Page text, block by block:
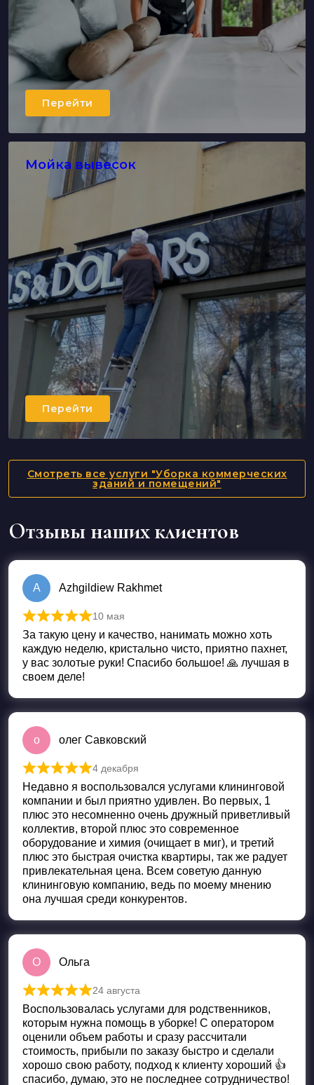
Перейти
Мойка вывесок
Перейти
Смотреть все услуги "Уборка коммерческих
зданий и помещений"
Отзывы наших клиентов
A Azhgildiew Rakhmet
Оценка
10 мая
За такую цену и качество, нанимать можно хоть
каждую неделю, кристально чисто, приятно пахнет,
у вас золотые руки! Спасибо большое! 🙏 лучшая в
своем деле!
о олег Савковский
Оценка 5 из 5
4 декабря
Недавно я воспользовался услугами клининговой
компании и был приятно удивлен. Во первых, 1
плюс это несомненно очень дружный приветливый
коллектив, второй плюс это современное
оборудование и химия (очищает в миг), и третий
плюс это быстрая очистка квартиры, так же радует
привлекательная цена. Всем советую данную
клининговую компанию, ведь по моему мнению
она лучшая среди конкурентов.
О Ольга
Оценка из 5
24 августа
Воспользовалась услугами для родственников,
которым нужна помощь в уборке! С оператором
оценили объем работы и сразу рассчитали
стоимость, прибыли по заказу быстро и сделали
хорошо свою работу, подход к клиенту хороший 👍
спасибо, думаю, это не последнее сотрудничество!